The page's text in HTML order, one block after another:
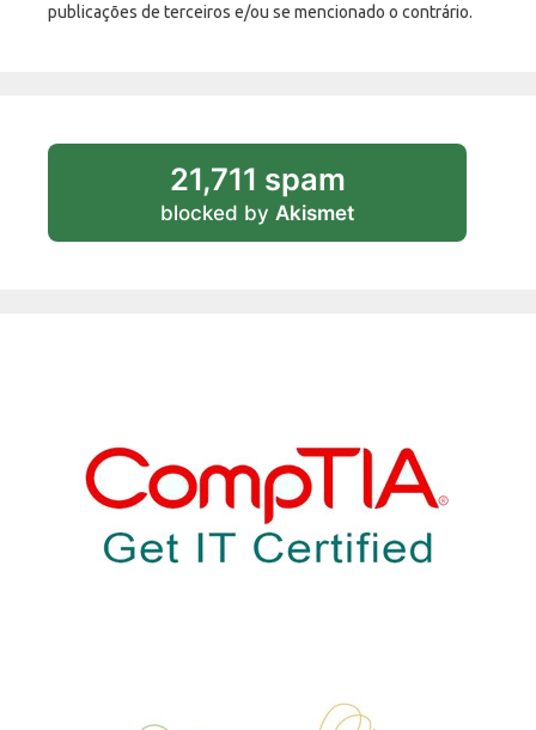
publicações de terceiros e/ou se mencionado o contrário.
21,711 spam
blocked by Akismet